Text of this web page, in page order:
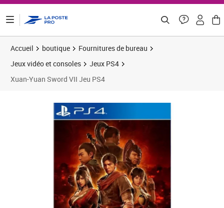
Accueil boutique
Fournitures de bureau
Jeux vidéo et consoles
Jeux PS4
Xuan-Yuan Sword VII Jeu PS4